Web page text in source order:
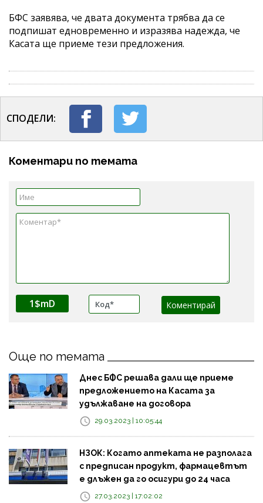
БФС заявява, че двата документа трябва да се
подпишат едновременно и изразява надежда, че
Касата ще приеме тези предложения.
СПОДЕЛИ:
Коментари по темата
1$mD
Още по темата
Днес БФС решава дали ще приеме
предложението на Касата за
удължаване на договора
29.03.2023 | 10:05:44
НЗОК: Когато аптеката не разполага
с предписан продукт, фармацевтът
е длъжен да го осигури до 24 часа
27.03.2023 | 17:02:02